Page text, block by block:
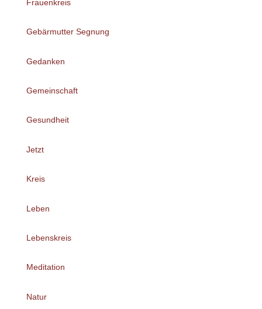
Frauenkreis
Gebärmutter Segnung
Gedanken
Gemeinschaft
Gesundheit
Jetzt
Kreis
Leben
Lebenskreis
Meditation
Natur